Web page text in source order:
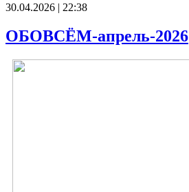
30.04.2026 | 22:38
ОБОВСЁМ-апрель-2026